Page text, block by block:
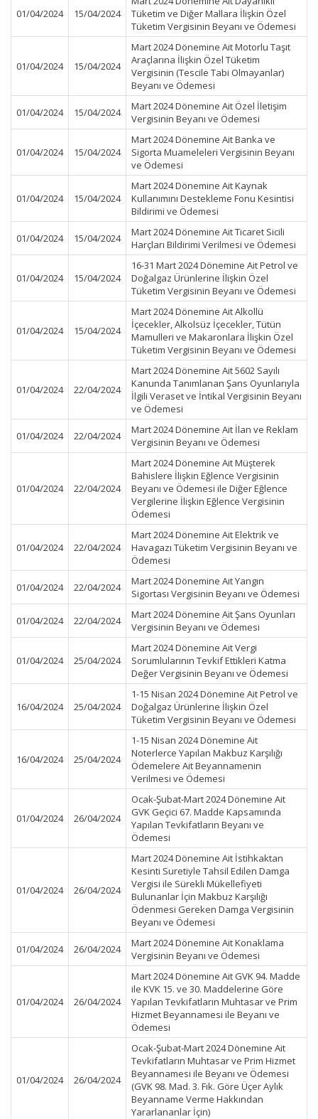
01/04/2024 15/04/2024
Tüketim ve Diğer Mallara İlişkin Özel
Tüketim Vergisinin Beyanı ve Ödemesi
01/04/2024 15/04/2024
Mart 2024 Dönemine Ait Motorlu Taşıt
Araçlarına İlişkin Özel Tüketim
Vergisinin (Tescile Tabi Olmayanlar)
Beyanı ve Ödemesi
01/04/2024 15/04/2024
Mart 2024 Dönemine Ait Özel İletişim
Vergisinin Beyanı ve Ödemesi
01/04/2024 15/04/2024
Mart 2024 Dönemine Ait Banka ve
Sigorta Muameleleri Vergisinin Beyanı
ve Ödemesi
01/04/2024 15/04/2024
Mart 2024 Dönemine Ait Kaynak
Kullanımını Destekleme Fonu Kesintisi
Bildirimi ve Ödemesi
01/04/2024 15/04/2024
Mart 2024 Dönemine Ait Ticaret Sicili
Harçları Bildirimi Verilmesi ve Ödemesi
01/04/2024 15/04/2024
16-31 Mart 2024 Dönemine Ait Petrol ve
Doğalgaz Ürünlerine İlişkin Özel
Tüketim Vergisinin Beyanı ve Ödemesi
01/04/2024 15/04/2024
Mart 2024 Dönemine Ait Alkollü
İçecekler, Alkolsüz İçecekler, Tütün
Mamulleri ve Makaronlara İlişkin Özel
Tüketim Vergisinin Beyanı ve Ödemesi
01/04/2024 22/04/2024
Mart 2024 Dönemine Ait 5602 Sayılı
Kanunda Tanımlanan Şans Oyunlarıyla
İlgili Veraset ve İntikal Vergisinin Beyanı
ve Ödemesi
01/04/2024 22/04/2024
Mart 2024 Dönemine Ait İlan ve Reklam
Vergisinin Beyanı ve Ödemesi
01/04/2024 22/04/2024
Mart 2024 Dönemine Ait Müşterek
Bahislere İlişkin Eğlence Vergisinin
Beyanı ve Ödemesi ile Diğer Eğlence
Vergilerine İlişkin Eğlence Vergisinin
Ödemesi
01/04/2024 22/04/2024
Mart 2024 Dönemine Ait Elektrik ve
Havagazı Tüketim Vergisinin Beyanı ve
Ödemesi
01/04/2024 22/04/2024
Mart 2024 Dönemine Ait Yangın
Sigortası Vergisinin Beyanı ve Ödemesi
01/04/2024 22/04/2024
Mart 2024 Dönemine Ait Şans Oyunları
Vergisinin Beyanı ve Ödemesi
01/04/2024 25/04/2024
Mart 2024 Dönemine Ait Vergi
Sorumlularının Tevkif Ettikleri Katma
Değer Vergisinin Beyanı ve Ödemesi
16/04/2024 25/04/2024
1-15 Nisan 2024 Dönemine Ait Petrol ve
Doğalgaz Ürünlerine İlişkin Özel
Tüketim Vergisinin Beyanı ve Ödemesi
16/04/2024 25/04/2024
1-15 Nisan 2024 Dönemine Ait
Noterlerce Yapılan Makbuz Karşılığı
Ödemelere Ait Beyannamenin
Verilmesi ve Ödemesi
01/04/2024 26/04/2024
Ocak-Şubat-Mart 2024 Dönemine Ait
GVK Geçici 67. Madde Kapsamında
Yapılan Tevkifatların Beyanı ve
Ödemesi
01/04/2024 26/04/2024
Mart 2024 Dönemine Ait İstihkaktan
Kesinti Suretiyle Tahsil Edilen Damga
Vergisi ile Sürekli Mükellefiyeti
Bulunanlar İçin Makbuz Karşılığı
Ödenmesi Gereken Damga Vergisinin
Beyanı ve Ödemesi
01/04/2024 26/04/2024
Mart 2024 Dönemine Ait Konaklama
Vergisinin Beyanı ve Ödemesi
01/04/2024 26/04/2024
Mart 2024 Dönemine Ait GVK 94. Madde
ile KVK 15. ve 30. Maddelerine Göre
Yapılan Tevkifatların Muhtasar ve Prim
Hizmet Beyannamesi ile Beyanı ve
Ödemesi
01/04/2024 26/04/2024
Ocak-Şubat-Mart 2024 Dönemine Ait
Tevkifatların Muhtasar ve Prim Hizmet
Beyannamesi ile Beyanı ve Ödemesi
(GVK 98. Mad. 3. Fık. Göre Üçer Aylık
Beyanname Verme Hakkından
Yararlananlar İçin)